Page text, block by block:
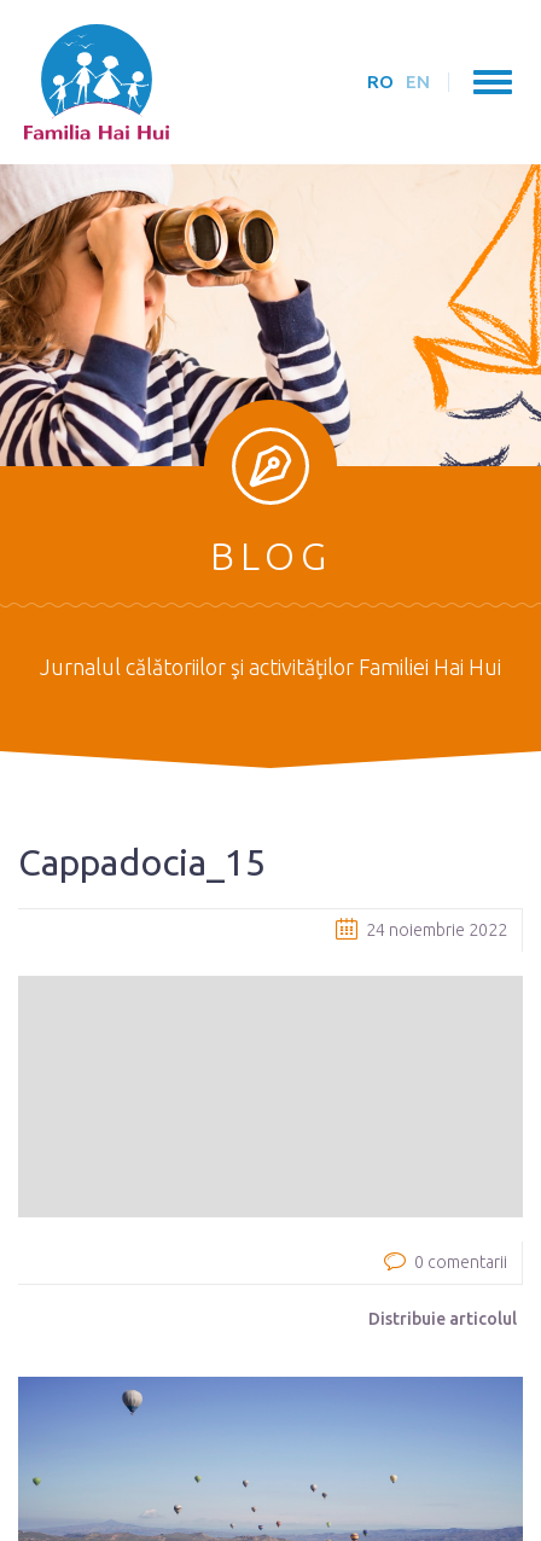
RO EN
BLOG
Jurnalul călătoriilor şi activităţilor Familiei Hai Hui
Cappadocia_15
24 noiembrie 2022
0 comentarii
Distribuie articolul